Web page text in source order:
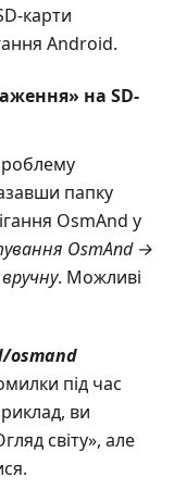
карти
Android.
на SD-
папку
OsmAnd у
OsmAnd →
. Можливі
osmand
під час
ви
світу», але